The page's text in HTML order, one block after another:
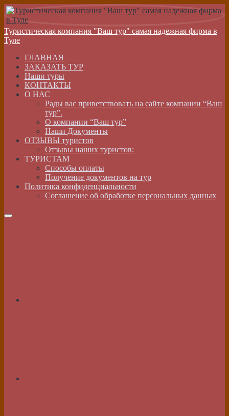
Туристическая компания "Ваш тур" самая надежная фирма в
Туле
ГЛАВНАЯ
ЗАКАЗАТЬ ТУР
Наши туры
КОНТАКТЫ
О НАС
Рады вас приветствовать на сайте компании “Ваш
тур”.
О компании “Ваш тур”
Наши Документы
ОТЗЫВЫ туристов
Отзывы наших туристов:
ТУРИСТАМ
Способы оплаты
Получение документов на тур
Политика конфиденциальности
Соглашение об обработке персональных данных